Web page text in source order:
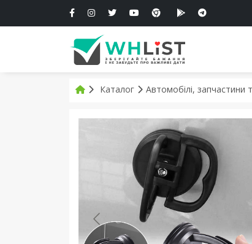
Каталог Автомобілі, запчастини